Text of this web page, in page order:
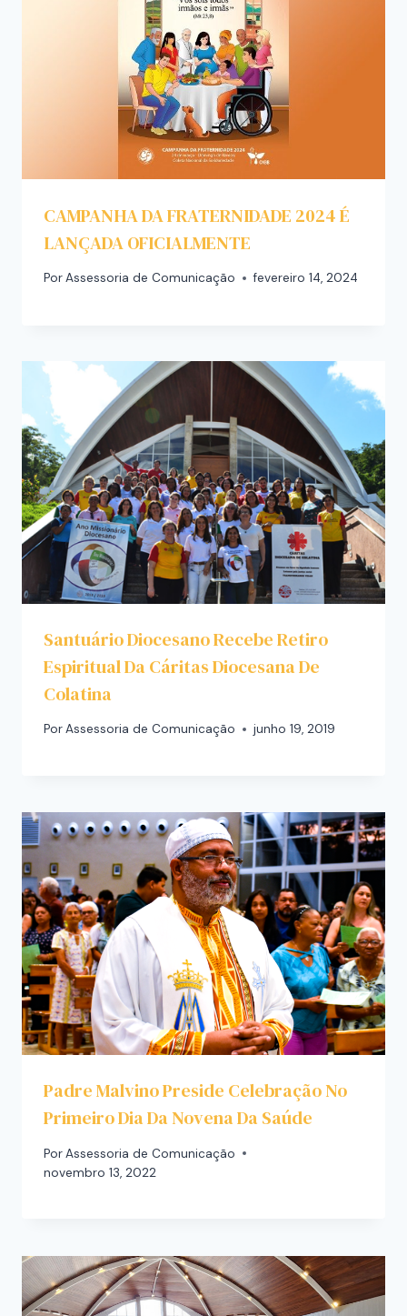
CAMPANHA DA FRATERNIDADE 2024 É
LANÇADA OFICIALMENTE
PorAssessoria de Comunicação fevereiro 14, 2024
Santuário Diocesano Recebe Retiro
Espiritual Da Cáritas Diocesana De
Colatina
PorAssessoria de Comunicação junho 19, 2019
Padre Malvino Preside Celebração No
Primeiro Dia Da Novena Da Saúde
PorAssessoria de Comunicação
novembro 13, 2022